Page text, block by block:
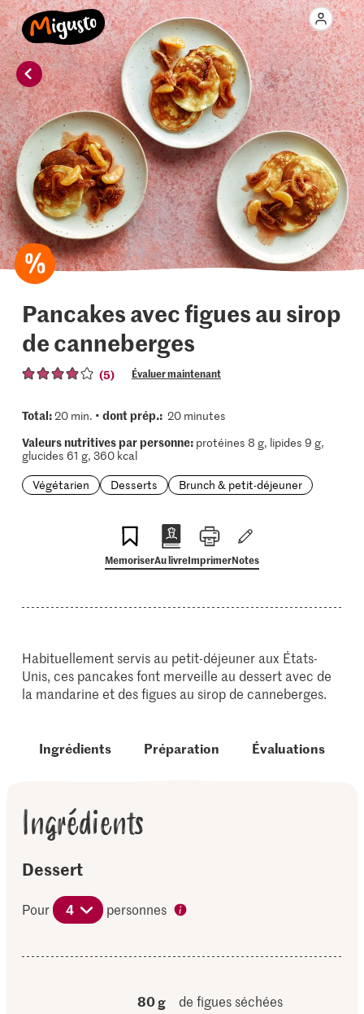
Pancakes avec figues au sirop
de canneberges
(5) Évaluer maintenant
Total:20 min. • dont prép.:20 minutes
Valeurs nutritives par personne:protéines 8 g, lipides 9 g,
glucides 61 g, 360 kcal
Végétarien
Desserts Brunch & petit-déjeuner
MemoriserAu livreImprimerNotes
Habituellement servis au petit-déjeuner aux États-
Unis, ces pancakes font merveille au dessert avec de
la mandarine et des figues au sirop de canneberges.
Ingrédients Préparation Évaluations
Ingrédients
Dessert
Pour 4 personnes
80 g
de figues séchées